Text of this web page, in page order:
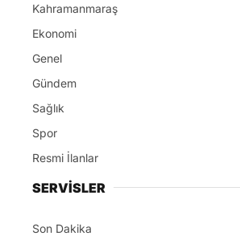
Kahramanmaraş
Ekonomi
Genel
Gündem
Sağlık
Spor
Resmi İlanlar
SERVİSLER
Son Dakika